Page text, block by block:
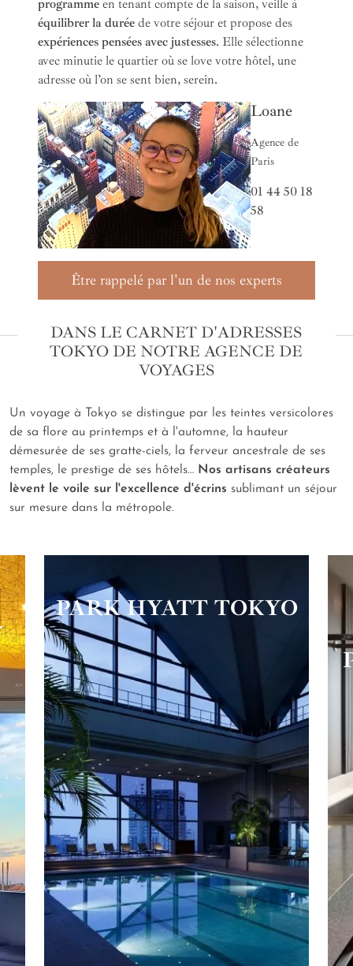
programme en tenant compte de la saison, veille à
équilibrer la durée de votre séjour et propose des
expériences pensées avec justesses. Elle sélectionne
avec minutie le quartier où se love votre hôtel, une
adresse où l’on se sent bien, serein.
Loane
Agence de
Paris
01 44 50 18
58
Être rappelé par l'un de nos experts
DANS LE CARNET D'ADRESSES
TOKYO DE NOTRE AGENCE DE
VOYAGES
Un voyage à Tokyo se distingue par les teintes versicolores
de sa flore au printemps et à l'automne, la hauteur
démesurée de ses gratte-ciels, la ferveur ancestrale de ses
temples, le prestige de ses hôtels… Nos artisans créateurs
lèvent le voile sur l'excellence d'écrins sublimant un séjour
sur mesure dans la métropole.
PARK HYATT TOKYO